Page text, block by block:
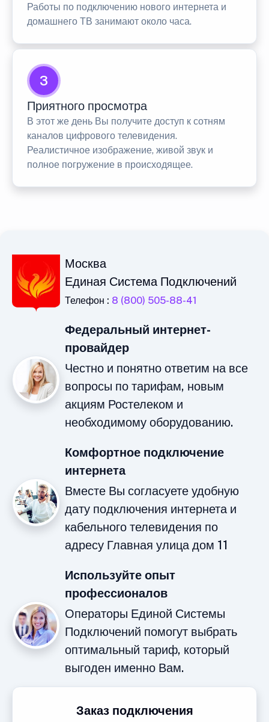
Работы по подключению нового интернета и
домашнего ТВ занимают около часа.
3
Приятного просмотра
В этот же день Вы получите доступ к сотням
каналов цифрового телевидения.
Реалистичное изображение, живой звук и
полное погружение в происходящее.
Москва
Единая Система Подключений
Телефон : 8 (800) 505-88-41
Федеральный интернет-
провайдер
Честно и понятно ответим на все
вопросы по тарифам, новым
акциям Ростелеком и
необходимому оборудованию.
Комфортное подключение
интернета
Вместе Вы согласуете удобную
дату подключения интернета и
кабельного телевидения по
адресу Главная улица дом 11
Используйте опыт
профессионалов
Операторы Единой Системы
Подключений помогут выбрать
оптимальный тариф, который
выгоден именно Вам.
Заказ подключения